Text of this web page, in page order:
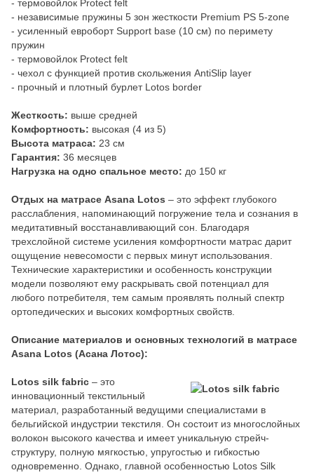
- термовойлок Protect felt
- независимые пружины 5 зон жесткости Premium PS 5-zone
- усиленный евроборт Support base (10 см) по перимету
пружин
- термовойлок Protect felt
- чехол с функцией против скольжения AntiSlip layer
- прочный и плотный бурлет Lotos border
Жесткость: выше средней
Комфортность: высокая (4 из 5)
Высота матраса: 23 см
Гарантия: 36 месяцев
Нагрузка на одно спальное место: до 150 кг
Отдых на матрасе Asana Lotos – это эффект глубокого
расслабления, напоминающий погружение тела и сознания в
медитативный восстанавливающий сон. Благодаря
трехслойной системе усиления комфортности матрас дарит
ощущение невесомости с первых минут использования.
Технические характеристики и особенность конструкции
модели позволяют ему раскрывать свой потенциал для
любого потребителя, тем самым проявлять полный спектр
ортопедических и высоких комфортных свойств.
Описание материалов и основных технологий в матрасе
Asana Lotos (Асана Лотос):
Lotos silk fabric – это
инновационный текстильный
материал, разработанный ведущими специалистами в
бельгийской индустрии текстиля. Он состоит из многослойных
волокон высокого качества и имеет уникальную стрейч-
структуру, полную мягкостью, упругостью и гибкостью
одновременно. Однако, главной особенностью Lotos Silk